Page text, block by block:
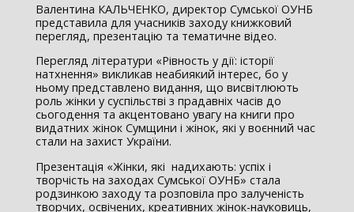
Валентина КАЛЬЧЕНКО, директор Сумської ОУНБ
представила для учасників заходу книжковий
перегляд, презентацію та тематичне відео.
Перегляд літератури «Рівность у дії: історії
натхнення» викликав неабиякий інтерес, бо у
ньому представлено видання, що висвітлюють
роль жінки у суспільстві з прадавніх часів до
сьогодення та акцентовано увагу на книги про
видатних жінок Сумщини і жінок, які у воєнний час
стали на захист України.
Презентація «Жінки, які надихають: успіх і
творчість на заходах Сумської ОУНБ» стала
родзинкою заходу та розповіла про залученість
творчих, освічених, креативних жінок-науковиць,